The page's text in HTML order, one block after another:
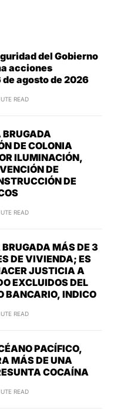
del Gobierno
acciones
agosto de 2026
READ
DE COLONIA
ILUMINACIÓN,
DE
DE
READ
MÁS DE 3
DE VIVIENDA; ES
JUSTICIA A
EXCLUIDOS DEL
BANCARIO, INDICO
READ
PACÍFICO,
MÁS DE UNA
COCAÍNA
READ